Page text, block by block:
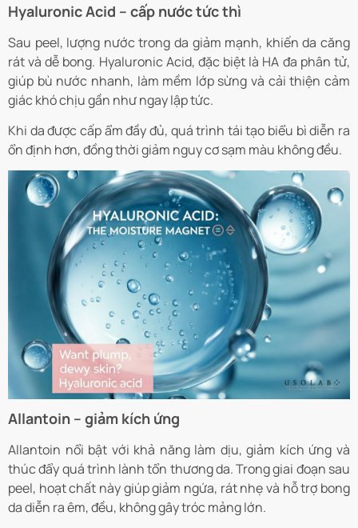
Hyaluronic Acid – cấp nước tức thì
Sau peel, lượng nước trong da giảm mạnh, khiến da căng
rát và dễ bong. Hyaluronic Acid, đặc biệt là HA đa phân tử,
giúp bù nước nhanh, làm mềm lớp sừng và cải thiện cảm
giác khó chịu gần như ngay lập tức.
Khi da được cấp ẩm đầy đủ, quá trình tái tạo biểu bì diễn ra
ổn định hơn, đồng thời giảm nguy cơ sạm màu không đều.
Allantoin – giảm kích ứng
Allantoin nổi bật với khả năng làm dịu, giảm kích ứng và
thúc đẩy quá trình lành tổn thương da. Trong giai đoạn sau
peel, hoạt chất này giúp giảm ngứa, rát nhẹ và hỗ trợ bong
da diễn ra êm, đều, không gây tróc mảng lớn.